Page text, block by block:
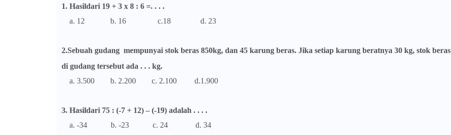
1. Hasildari 19 + 3 x 8 : 6 =. . . .
a. 12 b. 16 c.18 d. 23
2.Sebuah gudang mempunyai stok beras 850kg, dan 45 karung beras. Jika setiap karung beratnya 30 kg, stok beras
di gudang tersebut ada . . . kg.
a. 3.500 b. 2.200 c. 2.100 d.1.900
3. Hasildari 75 : (-7 + 12) – (-19) adalah . . . .
a. -34 b. -23 c. 24 d. 34